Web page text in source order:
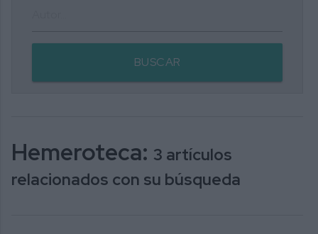
BUSCAR
Hemeroteca: 3 artículos
relacionados con su búsqueda